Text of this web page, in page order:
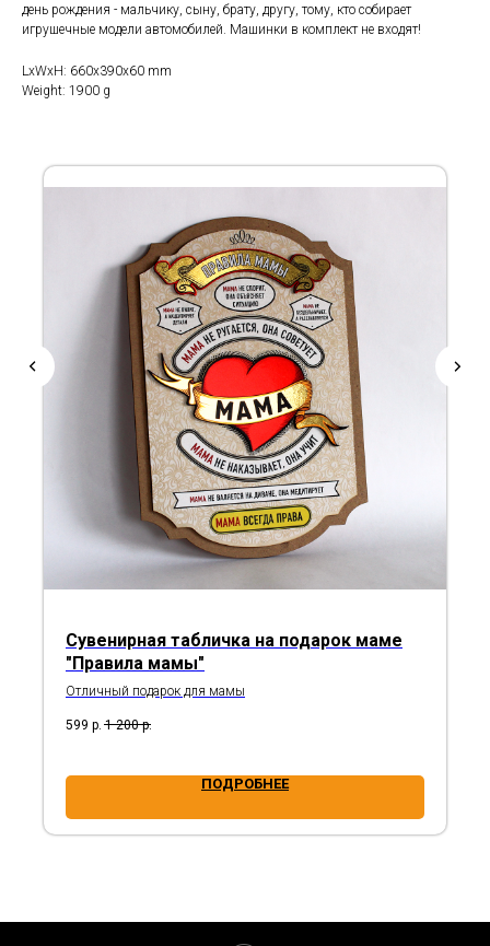
день рождения - мальчику, сыну, брату, другу, тому, кто собирает
игрушечные модели автомобилей. Машинки в комплект не входят!
LxWxH: 660x390x60 mm
Weight: 1900 g
Сувенирная табличка на подарок маме
"Правила мамы"
Отличный подарок для мамы
599 р. 1 200 р.
ПОДРОБНЕЕ